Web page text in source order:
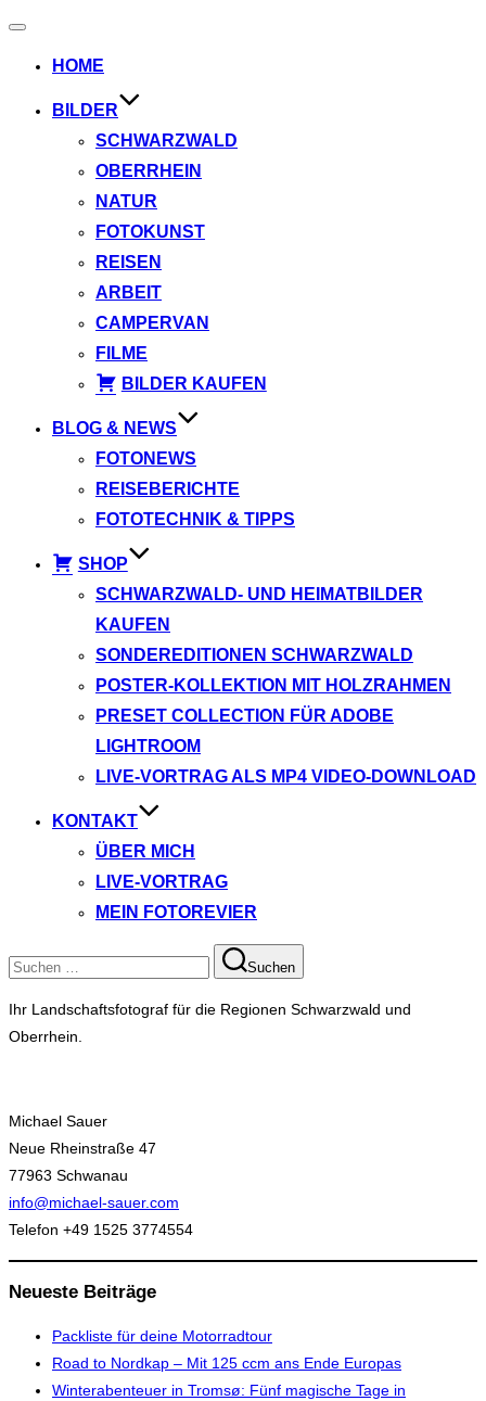
Navigation
HOME
BILDER
SCHWARZWALD
OBERRHEIN
NATUR
FOTOKUNST
REISEN
ARBEIT
CAMPERVAN
FILME
BILDER KAUFEN
BLOG & NEWS
FOTONEWS
REISEBERICHTE
FOTOTECHNIK & TIPPS
SHOP
SCHWARZWALD- UND HEIMATBILDER
KAUFEN
SONDEREDITIONEN SCHWARZWALD
POSTER-KOLLEKTION MIT HOLZRAHMEN
PRESET COLLECTION FÜR ADOBE
LIGHTROOM
LIVE-VORTRAG ALS MP4 VIDEO-DOWNLOAD
KONTAKT
ÜBER MICH
LIVE-VORTRAG
MEIN FOTOREVIER
Suchen
nach:
Suchen
Ihr Landschaftsfotograf für die Regionen Schwarzwald und
Oberrhein.
Michael Sauer
Neue Rheinstraße 47
77963 Schwanau
info@michael-sauer.com
Telefon +49 1525 3774554
Neueste Beiträge
Packliste für deine Motorradtour
Road to Nordkap – Mit 125 ccm ans Ende Europas
Winterabenteuer in Tromsø: Fünf magische Tage in